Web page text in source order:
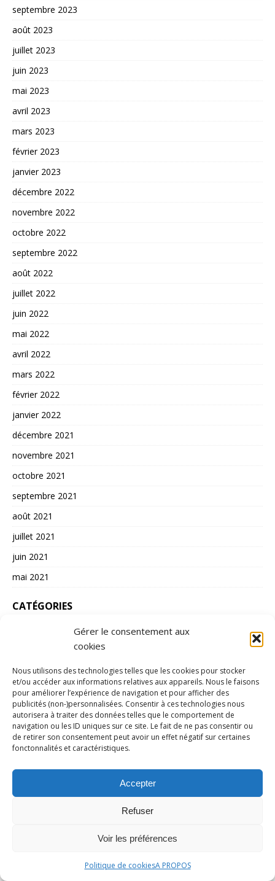
Gérer le consentement aux
cookies
Nous utilisons des technologies telles que les cookies pour stocker
et/ou accéder aux informations relatives aux appareils. Nous le faisons
pour améliorer l’expérience de navigation et pour afficher des
publicités (non-)personnalisées. Consentir à ces technologies nous
autorisera à traiter des données telles que le comportement de
navigation ou les ID uniques sur ce site. Le fait de ne pas consentir ou
de retirer son consentement peut avoir un effet négatif sur certaines
fonctonnalités et caractéristiques.
Accepter
Refuser
Voir les préférences
Politique de cookiesA PROPOS
septembre 2023
août 2023
juillet 2023
juin 2023
mai 2023
avril 2023
mars 2023
février 2023
janvier 2023
décembre 2022
novembre 2022
octobre 2022
septembre 2022
août 2022
juillet 2022
juin 2022
mai 2022
avril 2022
mars 2022
février 2022
janvier 2022
décembre 2021
novembre 2021
octobre 2021
septembre 2021
août 2021
juillet 2021
juin 2021
mai 2021
CATÉGORIES
Automobile
aviron
Badminton
Basket-ball
Boxe